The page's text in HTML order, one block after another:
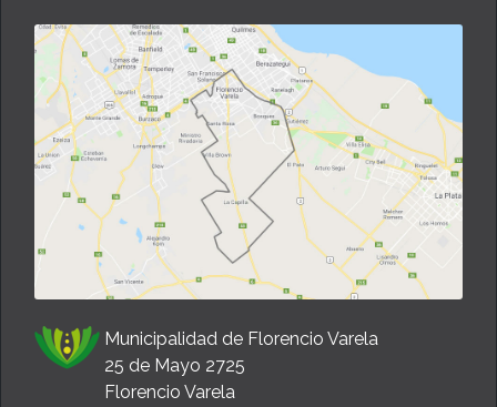
Municipalidad de Florencio Varela
25 de Mayo 2725
Florencio Varela